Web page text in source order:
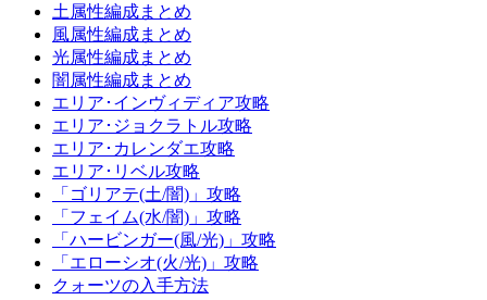
土属性編成まとめ
風属性編成まとめ
光属性編成まとめ
闇属性編成まとめ
エリア･インヴィディア攻略
エリア･ジョクラトル攻略
エリア･カレンダエ攻略
エリア･リベル攻略
「ゴリアテ(土/闇)」攻略
「フェイム(水/闇)」攻略
「ハービンガー(風/光)」攻略
「エローシオ(火/光)」攻略
クォーツの入手方法